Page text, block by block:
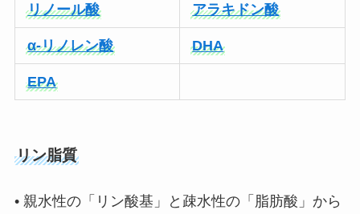
リノール酸 アラキドン酸
α-リノレン酸 DHA
EPA
リン脂質
• 親水性の「リン酸基」と疎水性の「脂肪酸」から